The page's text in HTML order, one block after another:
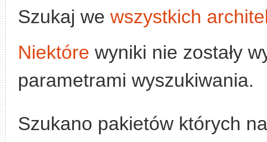
Szukaj we wszystkich
Niektóre wyniki nie zostały
parametrami wyszukiwania.
Szukano pakietów których